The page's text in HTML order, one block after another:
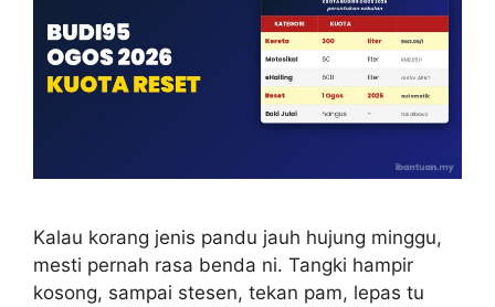
Kalau korang jenis pandu jauh hujung minggu,
mesti pernah rasa benda ni. Tangki hampir
kosong, sampai stesen, tekan pam, lepas tu